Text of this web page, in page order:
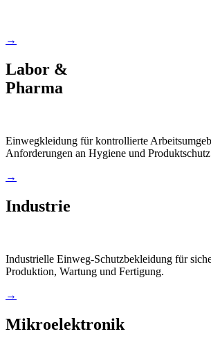
→
Labor &
Pharma
Einwegkleidung für kontrollierte
Anforderungen an Hygiene und
→
Industrie
Industrielle Einweg-Schutzbekleidung für
Produktion, Wartung und Fertigung.
→
Mikroelektronik